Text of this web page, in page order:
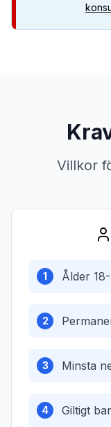
Villkor
1 Ålder
2
3 Minsta
4 Giltigt